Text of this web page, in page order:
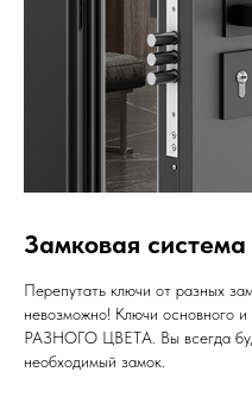
Замковая система
Перепутать ключи от разных
невозможно! Ключи основного и
РАЗНОГО ЦВЕТА. Вы всегда
необходимый замок.